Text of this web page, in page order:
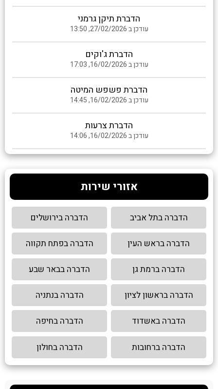
הדברת תיקן גרמני
עודכן ב 27/02/2026, 13:50
הדברת ג'וקים
עודכן ב 16/02/2026, 17:03
הדברת פשפש המיטה
עודכן ב 16/02/2026, 14:45
הדברת צרעות
עודכן ב 16/02/2026, 14:06
אזורי שירות
הדברה בתל אביב הדברה בירושלים
הדברה בראש העין הדברה בפתח תקווה
הדברה ברמת גן הדברה בבאר שבע
הדברה בראשון לציון הדברה בנתניה
הדברה באשדוד הדברה בחיפה
הדברה ברחובות הדברה בחולון